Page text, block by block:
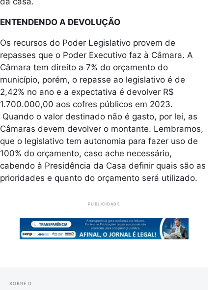
ENTENDENDO A DEVOLUÇÃO
Os recursos do Poder Legislativo provem de
repasses que o Poder Executivo faz à Câmara. A
Câmara tem direito a 7% do orçamento do
município, porém, o repasse ao legislativo é de
2,42% no ano e a expectativa é devolver R$
1.700.000,00 aos cofres públicos em 2023.
Quando o valor destinado não é gasto, por lei, as
Câmaras devem devolver o montante. Lembramos,
que o legislativo tem autonomia para fazer uso de
100% do orçamento, caso ache necessário,
cabendo à Presidência da Casa definir quais são as
prioridades e quanto do orçamento será utilizado.
PUBLICIDADE
SOBRE O